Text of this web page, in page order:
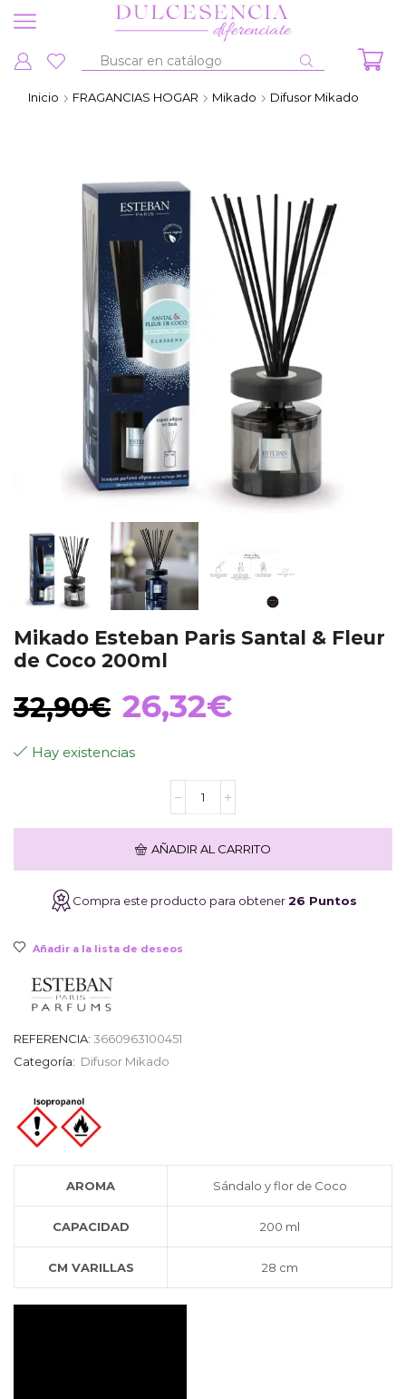
Entrada
búsqueda
Inicio FRAGANCIAS HOGAR Mikado Difusor Mikado
Mikado Esteban Paris Santal & Fleur
de Coco 200ml
32,90€ El
precio
original
era:
32,90€.
26,32€
actual
es:
26,32€.
Hay existencias
Esteban
&
Fleur
Coco
AÑADIR AL CARRITO
Compra este producto para obtener26 Puntos
Añadir a la lista de deseos
REFERENCIA: 3660963100451
Categoría: Difusor Mikado
AROMA Sándalo y flor de Coco
CAPACIDAD 200 ml
CM VARILLAS 28 cm